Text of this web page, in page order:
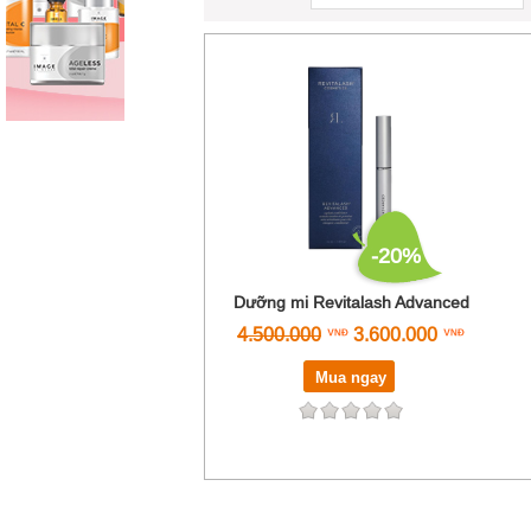
-20%
Dưỡng mi Revitalash Advanced
4.500.000 3.600.000
Mua ngay